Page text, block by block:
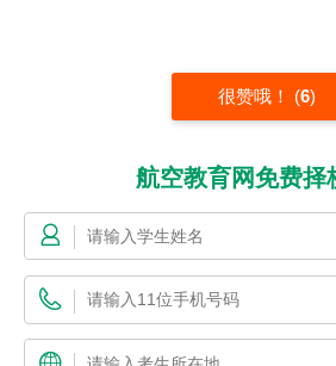
很赞哦！ (6)
航空教育网免费择